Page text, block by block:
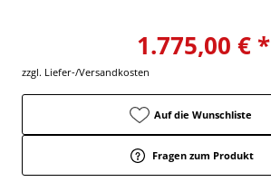
1.775,00 € *
zzgl. Liefer-/Versandkosten
Auf die Wunschliste
Fragen zum Produkt